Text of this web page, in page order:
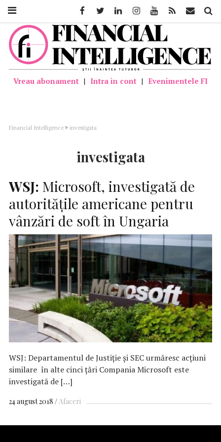
Vreau abonament | Intra in cont | Evenimentele FI
Financial Intelligence > investigata
investigata
WSJ: Microsoft, investigată de
autorităţile americane pentru
vânzări de soft în Ungaria
WSJ: Departamentul de Justiție şi SEC urmăresc acţiuni
similare în alte cinci țări Compania Microsoft este
investigată de […]
24 august 2018 Afaceri
FacebookTwitter LinkedinInstagramYoutube Feed Mail